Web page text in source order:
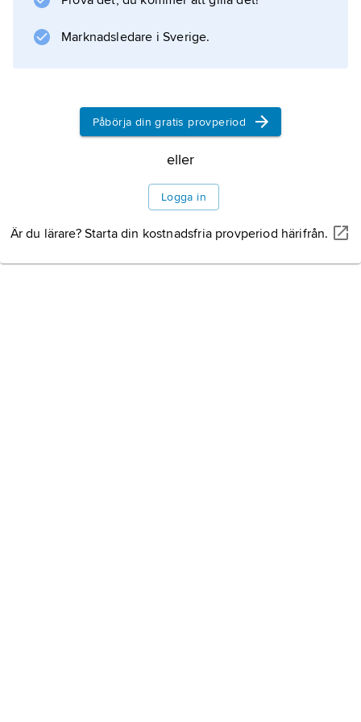
av en viss investering.
förkalkyl, som fungerar som
Marknadsledare i Sverige.
Påbörja din gratis provperiod
eller
Logga in
Är du lärare? Starta din kostnadsfria provperiod härifrån.